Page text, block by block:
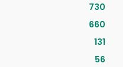
730
660
131
56